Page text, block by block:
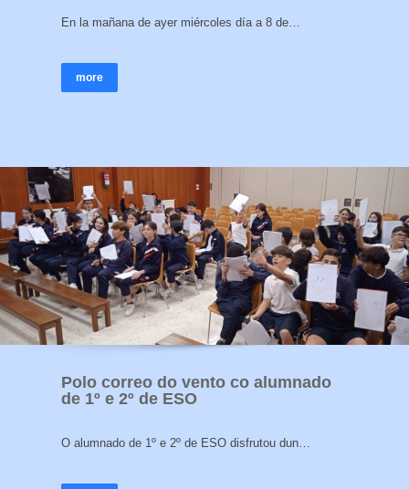
En la mañana de ayer miércoles día a 8 de…
more
Polo correo do vento co alumnado
de 1º e 2º de ESO
O alumnado de 1º e 2º de ESO disfrutou dun…